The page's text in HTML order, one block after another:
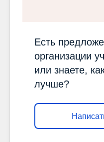
Есть
организации
или знаете,
лучше?